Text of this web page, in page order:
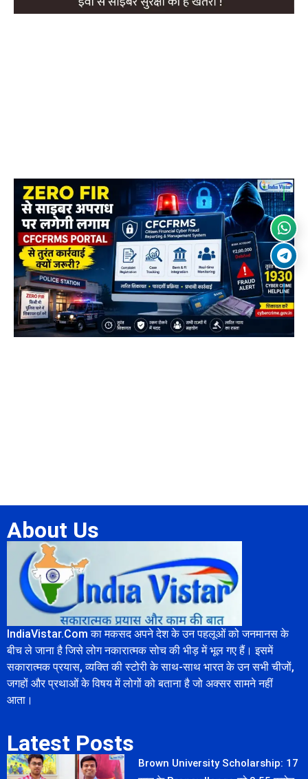
About Us
IndiaVistar.Com का मकसद अपने देश के उन पहलूओं को जनमानस के
बीच ले जाना है जिसे लोग नकारात्मक सोच की भीड़ में भूल गए हैं। इसमें
सकारात्मक प्रयास, व्यक्ति की स्टोरी के साथ-साथ भारत के उन सभी चीजों,
जगहों और प्रथाओं के विषय में लोगों को बताना है जो अक्सर सामने नहीं
आता।
Latest Posts
Brown University Scholarship: 17